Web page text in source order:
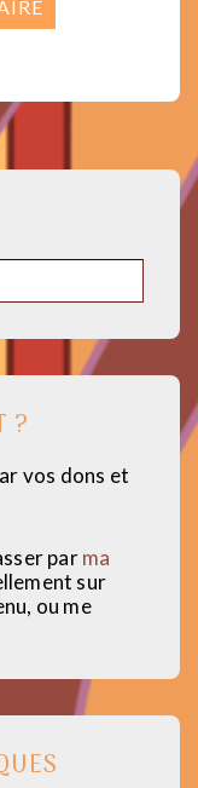
?
vos dons et
parma
sur
ou me